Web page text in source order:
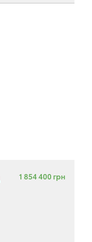
1 854 400 грн